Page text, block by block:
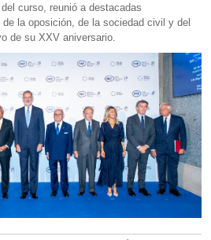
curso, reunió a destacadas
la oposición, de la sociedad civil y del
de su XXV aniversario.